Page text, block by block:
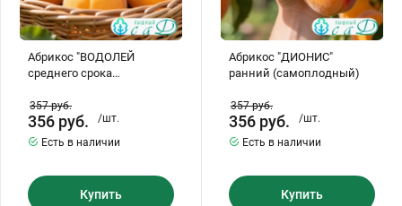
Абрикос "ВОДОЛЕЙ
среднего срока
357руб.
356 руб.
/шт.
Есть в наличии
Купить
Абрикос "ДИОНИС"
ранний (самоплодный)
357руб.
356 руб.
/шт.
Есть в наличии
Купить